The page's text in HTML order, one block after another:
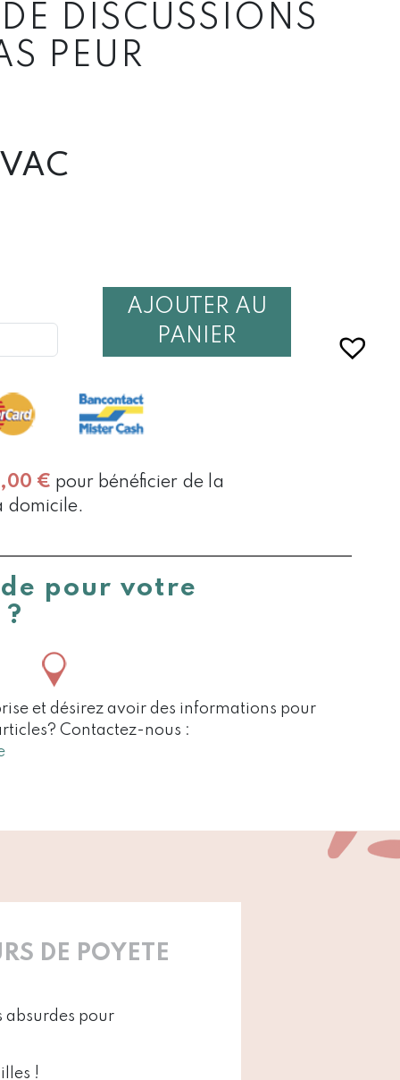
DISCUSSIONS
PEUR
AJOUTER AU
PANIER
€ pour bénéficier de la
domicile.
pour votre
et désirez avoir des informations pour
Contactez-nous :
DE POYETE
absurdes pour
!